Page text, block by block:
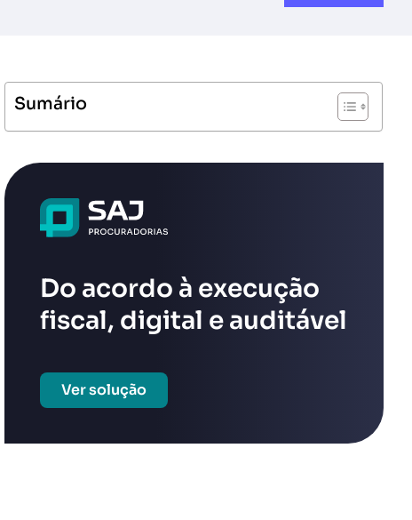
Sumário
Do acordo à execução
fiscal, digital e auditável
Ver solução